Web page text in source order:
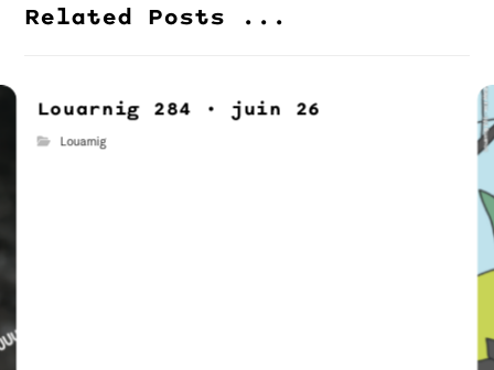
Related Posts ...
Louarnig 284 • juin 26
Louarnig